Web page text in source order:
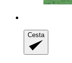
Cesta